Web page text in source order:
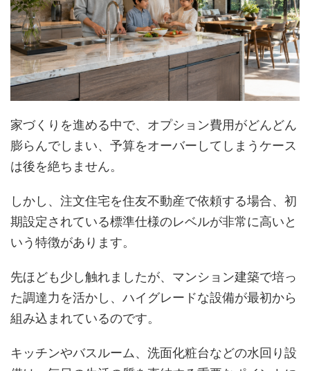
家づくりを進める中で、オプション費用がどんどん
膨らんでしまい、予算をオーバーしてしまうケース
は後を絶ちません。
しかし、注文住宅を住友不動産で依頼する場合、初
期設定されている標準仕様のレベルが非常に高いと
いう特徴があります。
先ほども少し触れましたが、マンション建築で培っ
た調達力を活かし、ハイグレードな設備が最初から
組み込まれているのです。
キッチンやバスルーム、洗面化粧台などの水回り設